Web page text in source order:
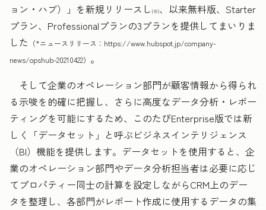
ョン・ハブ）」を新規リリースし (※)、以来無料版、Starter
プラン、Professionalプランの3プランを提供してまいりま
した （*ニュースリリース：https://www.hubspot.jp/company-
news/opshub-20210422） 。
そして企業のオペレーション部門が顧客情報から得られ
る示唆を的確に把握し、さらに高度なデータ分析・レポー
ティングを可能にするため、このたびEnterprise版では新
しく「データセット」と呼ぶビジネスインテリジェンス
（BI）機能を提供します。データセットを使用すると、企
業のオペレーション部門やデータ分析担当者は必要に応じ
てプロパティー同士の計算を設定しながらCRM上のデー
タを整理し、各部門がレポート作成に使用するデータの集